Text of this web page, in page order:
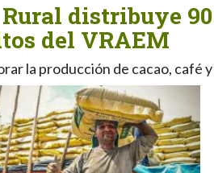
distribuye
del VRAEM
la producción de cacao, café